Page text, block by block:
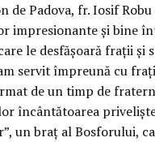
de Padova, fr. Iosif
impresionante și bine
le desfășoară frații și
servit împreună cu
de un timp de
încântătoarea
un braț al Bosforului,